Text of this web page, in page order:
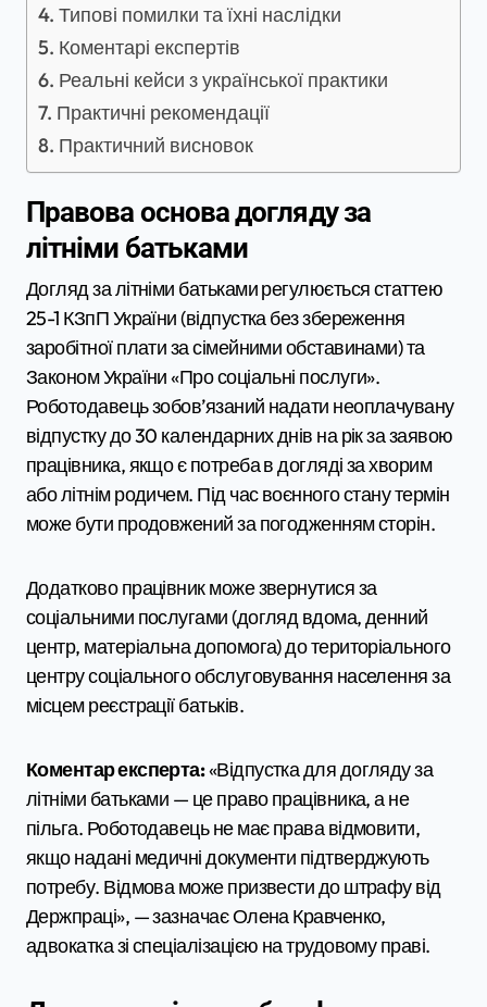
Типові помилки та їхні наслідки
Коментарі експертів
Реальні кейси з української практики
Практичні рекомендації
Практичний висновок
Правова основа догляду за
літніми батьками
Догляд за літніми батьками регулюється статтею
25-1 КЗпП України (відпустка без збереження
заробітної плати за сімейними обставинами) та
Законом України «Про соціальні послуги».
Роботодавець зобов’язаний надати неоплачувану
відпустку до 30 календарних днів на рік за заявою
працівника, якщо є потреба в догляді за хворим
або літнім родичем. Під час воєнного стану термін
може бути продовжений за погодженням сторін.
Додатково працівник може звернутися за
соціальними послугами (догляд вдома, денний
центр, матеріальна допомога) до територіального
центру соціального обслуговування населення за
місцем реєстрації батьків.
Коментар експерта:«Відпустка для догляду за
літніми батьками — це право працівника, а не
пільга. Роботодавець не має права відмовити,
якщо надані медичні документи підтверджують
потребу. Відмова може призвести до штрафу від
Держпраці», — зазначає Олена Кравченко,
адвокатка зі спеціалізацією на трудовому праві.